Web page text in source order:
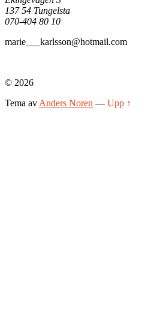
137 54 Tungelsta
070-404 80 10
marie___karlsson@hotmail.com
© 2026
Tema av Anders Noren — Upp ↑